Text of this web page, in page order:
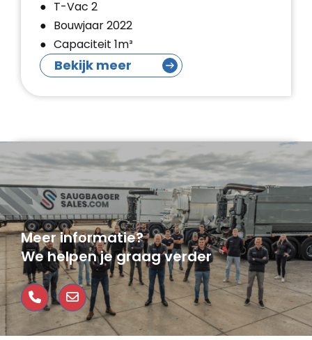
T-Vac 2
Bouwjaar 2022
Capaciteit 1m³
Bekijk meer
Meer informatie?
We helpen je graag verder